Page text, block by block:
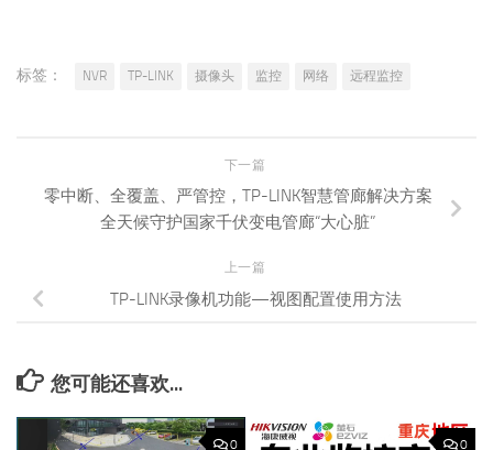
标签： NVR TP-LINK 摄像头 监控 网络 远程监控
下一篇
零中断、全覆盖、严管控，TP-LINK智慧管廊解决方案
全天候守护国家千伏变电管廊“大心脏”
上一篇
TP-LINK录像机功能—视图配置使用方法
您可能还喜欢...
0 0